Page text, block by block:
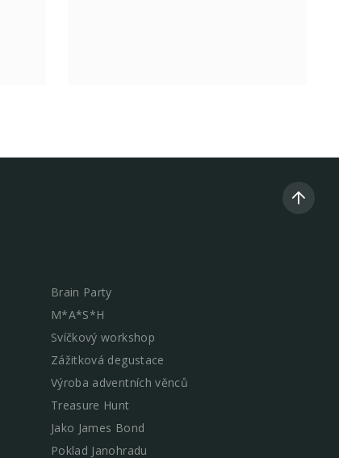
Brain Party
M*A*S*H
Svíčkový workshop
Zážitková degustace
Výroba adventních věnců
Treasure Hunt
Jako James Bond
Poklad Janohradu